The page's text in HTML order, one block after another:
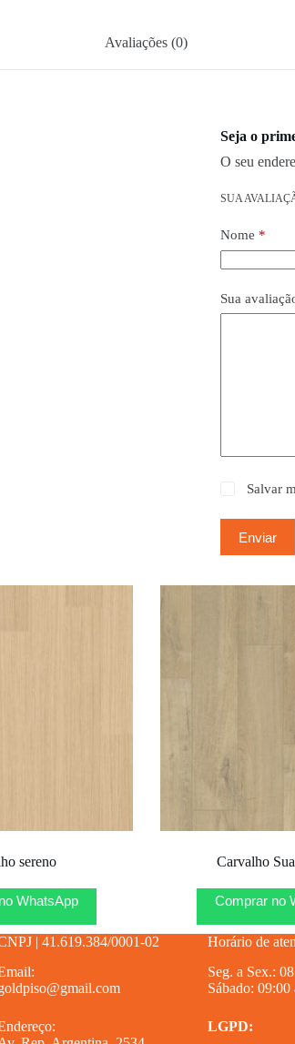
Avaliações (0)
Seja o
O seu
SUA
Nome *
Sua
Salvar
Enviar
sereno
WhatsApp
Carvalho
Comprar no
| 41.619.384/0001-02
Horário de
Seg. a Sex.:
Sábado: 09:00
LGPD: